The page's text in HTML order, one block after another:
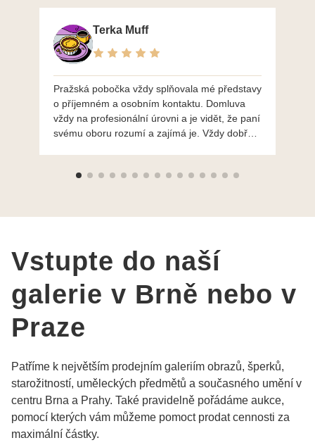
Terka Muff
Pražská pobočka vždy splňovala mé představy
o příjemném a osobním kontaktu. Domluva
vždy na profesionální úrovni a je vidět, že paní
svému oboru rozumí a zajímá je. Vždy dobře a
výběru, jak už bylo napsáno - na požádání
Vstupte do naší
galerie v Brně nebo v
Praze
Patříme k největším prodejním galeriím obrazů, šperků,
starožitností, uměleckých předmětů a současného umění v
centru Brna a Prahy. Také pravidelně pořádáme aukce,
pomocí kterých vám můžeme pomoct prodat cennosti za
maximální částky.